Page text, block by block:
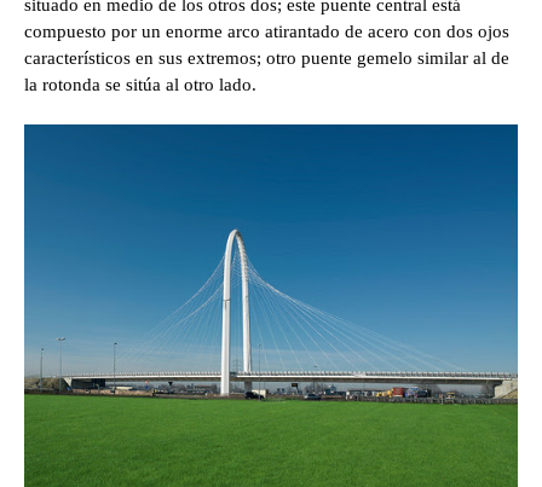
situado en medio de los otros dos; este puente central está
compuesto por un enorme arco atirantado de acero con dos ojos
característicos en sus extremos; otro puente gemelo similar al de
la rotonda se sitúa al otro lado.